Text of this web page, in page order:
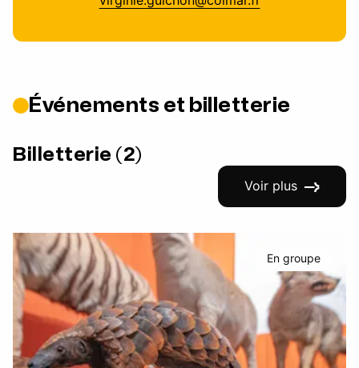
Événements et billetterie
Billetterie (2)
Voir plus
En groupe